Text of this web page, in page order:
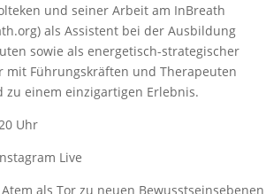
und seiner Arbeit am InBreath
als Assistent bei der Ausbildung
sowie als energetisch-strategischer
mit Führungskräften und Therapeuten
zu einem einzigartigen Erlebnis.
Uhr
Live
als Tor zu neuen Bewusstseinsebenen